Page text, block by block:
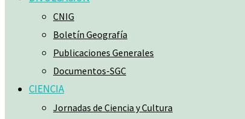
CNIG
Boletín Geografía
Publicaciones Generales
Documentos-SGC
CIENCIA
Jornadas de Ciencia y Cultura